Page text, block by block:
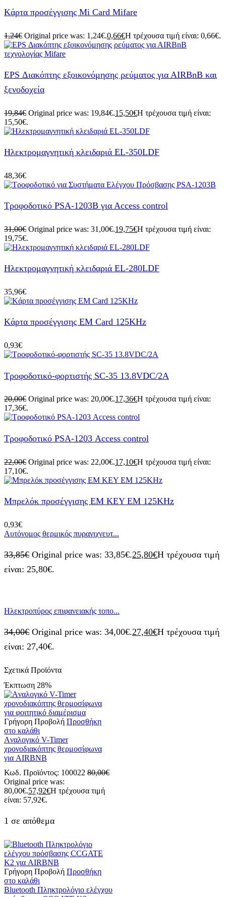
Kάρτα προσέγγισης Mi Card Mifare
1,24€ Original price was: 1,24€.0,66€Η τρέχουσα τιμή είναι: 0,66€.
EPS Διακόπτης εξοικονόμησης ρεύματος για ΑΙRBnB και
ξενοδοχεία
19,84€ Original price was: 19,84€.15,50€Η τρέχουσα τιμή είναι:
15,50€.
Ηλεκτρομαγνητική κλειδαριά EL-350LDF
48,36€
Τροφοδοτικό PSA-1203Β για Αccess control
31,00€ Original price was: 31,00€.19,75€Η τρέχουσα τιμή είναι:
19,75€.
Ηλεκτρομαγνητική κλειδαριά EL-280LDF
35,96€
Kάρτα προσέγγισης EM Card 125KHz
0,93€
Τροφοδοτικό-φορτιστής SC-35 13.8VDC/2A
20,00€ Original price was: 20,00€.17,36€Η τρέχουσα τιμή είναι:
17,36€.
Τροφοδοτικό PSA-1203 Αccess control
22,00€ Original price was: 22,00€.17,10€Η τρέχουσα τιμή είναι:
17,10€.
Μπρελόκ προσέγγισης EM KEY EM 125KHz
0,93€
Αυτόνομος θερμικός πυρανιχνευτ...
33,85€ Original price was: 33,85€.25,80€Η τρέχουσα τιμή
είναι: 25,80€.
Ηλεκτροπύρος επιφανειακής τοπο...
34,00€ Original price was: 34,00€.27,40€Η τρέχουσα τιμή
είναι: 27,40€.
Σχετικά Προϊόντα
Έκπτωση 28%
Γρήγορη Προβολή Προσθήκη
στο καλάθι
Aναλογικό V-Timer
χρονοδιακόπτης θερμοσίφωνα
για AIRBNB
Κωδ. Προϊόντος: 100022 80,00€
Original price was:
80,00€.57,92€Η τρέχουσα τιμή
είναι: 57,92€.
1 σε απόθεμα
Γρήγορη Προβολή Προσθήκη
στο καλάθι
Βluetooth Πληκτρολόγιο ελέγχου